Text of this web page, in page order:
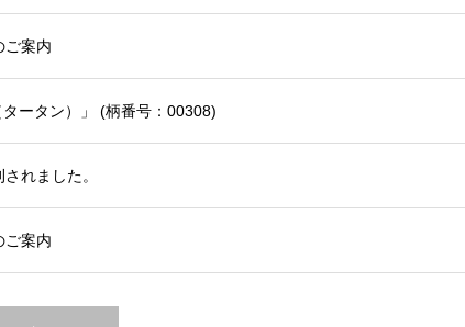
ご案内
ータン）」 (柄番号：00308)
れました。
ご案内